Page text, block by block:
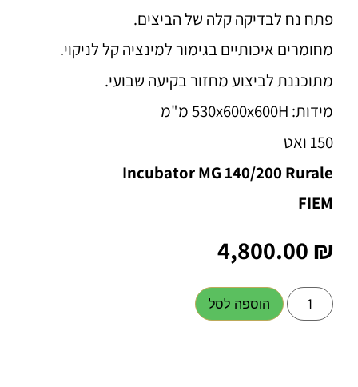
פתח נח לבדיקה קלה של הביצים.
מחומרים איכותיים בגימור למינציה קל לניקוי.
מתוכננת לביצוע מחזור בקיעה שבועי.
מידות: 530x600x600H מ"מ
150 ואט
Incubator MG 140/200 Rurale
FIEM
4,800.00 ₪
הוספה לסל